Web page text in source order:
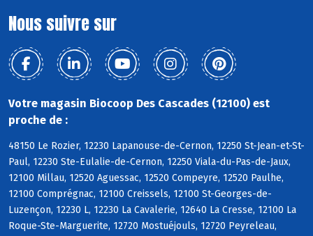
Nous suivre sur
Votre magasin Biocoop Des Cascades (12100) est
proche de :
48150 Le Rozier, 12230 Lapanouse-de-Cernon, 12250 St-Jean-et-St-
Paul, 12230 Ste-Eulalie-de-Cernon, 12250 Viala-du-Pas-de-Jaux,
12100 Millau, 12520 Aguessac, 12520 Compeyre, 12520 Paulhe,
12100 Comprégnac, 12100 Creissels, 12100 St-Georges-de-
Luzençon, 12230 L, 12230 La Cavalerie, 12640 La Cresse, 12100 La
Roque-Ste-Marguerite, 12720 Mostuéjouls, 12720 Peyreleau,